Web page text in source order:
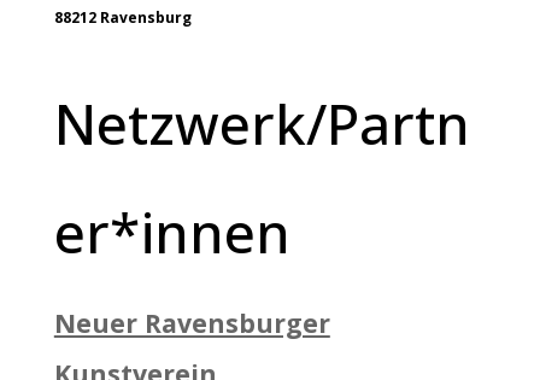
88212 Ravensburg
Netzwerk/Partn
er*innen
Neuer Ravensburger